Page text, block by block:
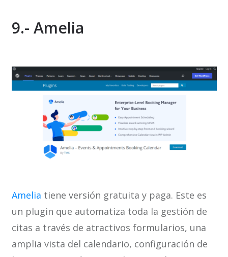
9.- Amelia
Amelia tiene versión gratuita y paga. Este es
un plugin que automatiza toda la gestión de
citas a través de atractivos formularios, una
amplia vista del calendario, configuración de